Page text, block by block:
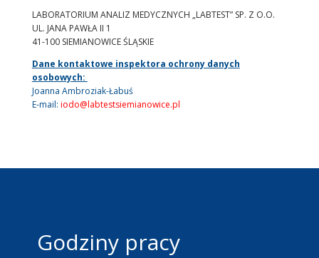
LABORATORIUM ANALIZ MEDYCZNYCH „LABTEST” SP. Z O.O.
UL. JANA PAWŁA II 1
41-100 SIEMIANOWICE ŚLĄSKIE
Dane kontaktowe inspektora ochrony danych
osobowych:
Joanna Ambroziak-Łabuś
E-mail: iodo@labtestsiemianowice.pl
Godziny pracy